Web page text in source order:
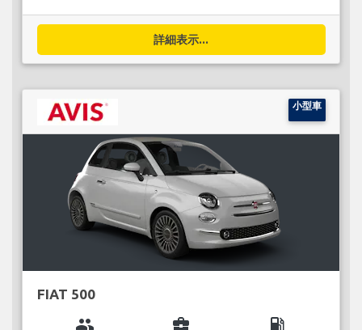
詳細表示...
小型車
FIAT 500
group business_center local_gas_station